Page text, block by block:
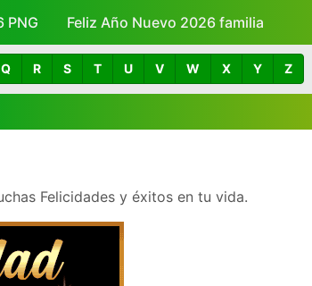
PNG Feliz Año Nuevo 2026 familia
Q R S T U V W X Y Z
Felicidades y éxitos en tu vida.